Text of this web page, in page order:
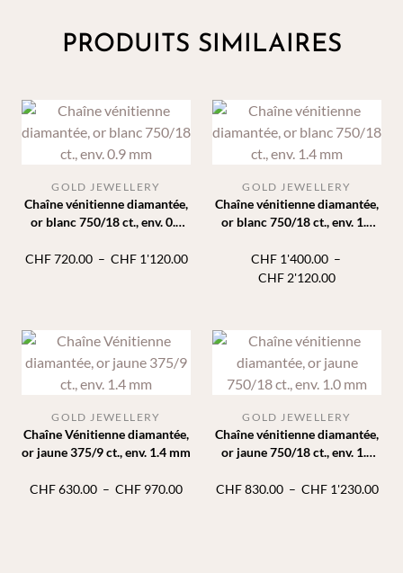
PRODUITS SIMILAIRES
Chaîne vénitienne diamantée,
or blanc 750/18 ct., env. 0.9
GOLD JEWELLERY
CHF720.00 – CHF1'120.00Plage
Chaîne vénitienne diamantée,
or blanc 750/18 ct., env. 1.4
GOLD JEWELLERY
CHF1'400.00 –
CHF 2'120.00Plage
CHF
Chaîne Vénitienne diamantée,
or jaune 375/9 ct., env. 1.4 mm
GOLD JEWELLERY
CHF630.00 – CHF 970.00Plage
Chaîne vénitienne diamantée,
or jaune 750/18 ct., env. 1.0
GOLD JEWELLERY
CHF830.00 – CHF1'230.00